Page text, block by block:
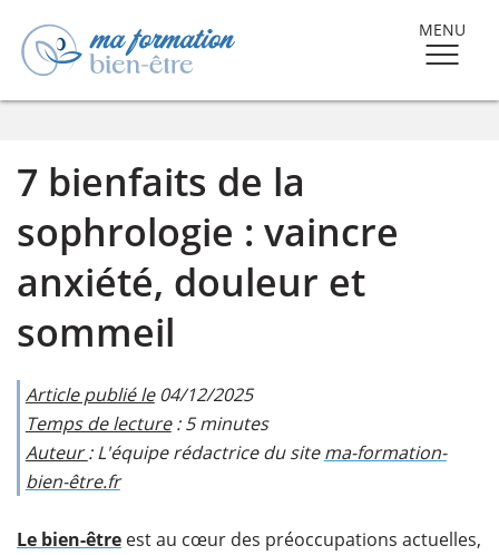
MENU
7 bienfaits de la
sophrologie : vaincre
anxiété, douleur et
sommeil
Article publié le04/12/2025
Temps de lecture: 5 minutes
Auteur: L'équipe rédactrice du sitema-formation-
bien-être.fr
Le bien-être est au cœur des préoccupations actuelles,